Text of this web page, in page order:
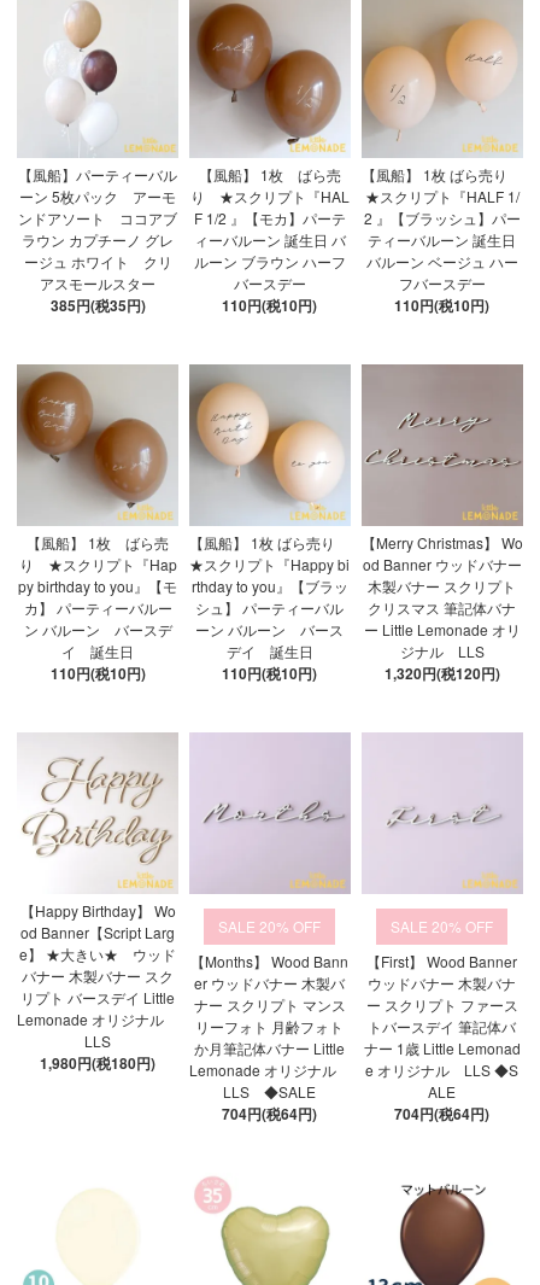
【風船】パーティーバル
ーン 5枚パック アーモ
ンドアソート ココアブ
ラウン カプチーノ グレ
ージュ ホワイト クリ
アスモールスター
385円(税35円)
【風船】 1枚 ばら売
り ★スクリプト『HAL
F 1/2 』【モカ】パーテ
ィーバルーン 誕生日 バ
ルーン ブラウン ハーフ
バースデー
110円(税10円)
【風船】 1枚 ばら売り
★スクリプト『HALF 1/
2 』【ブラッシュ】パー
ティーバルーン 誕生日
バルーン ベージュ ハー
フバースデー
110円(税10円)
【風船】 1枚 ばら売
り ★スクリプト『Hap
py birthday to you』【モ
カ】 パーティーバルー
ン バルーン バースデ
イ 誕生日
110円(税10円)
【風船】 1枚 ばら売り
★スクリプト『Happy bi
rthday to you』【ブラッ
シュ】 パーティーバル
ーン バルーン バース
デイ 誕生日
110円(税10円)
【Merry Christmas】 Wo
od Banner ウッドバナー
木製バナー スクリプト
クリスマス 筆記体バナ
ー Little Lemonade オリ
ジナル LLS
1,320円(税120円)
【Happy Birthday】 Wo
od Banner【Script Larg
e】 ★大きい★ ウッド
バナー 木製バナー スク
リプト バースデイ Little
Lemonade オリジナル
LLS
1,980円(税180円)
20%
【Months】 Wood Bann
er ウッドバナー 木製バ
ナー スクリプト マンス
リーフォト 月齢フォト
か月筆記体バナー Little
Lemonade オリジナル
LLS ◆SALE
704円(税64円)
20%
【First】 Wood Banner
ウッドバナー 木製バナ
ー スクリプト ファース
トバースデイ 筆記体バ
ナー 1歳 Little Lemonad
e オリジナル LLS ◆S
ALE
704円(税64円)